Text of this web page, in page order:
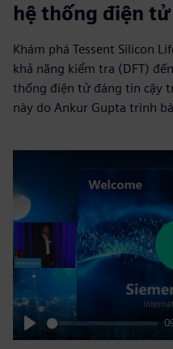
hệ thống điện tử
Khám phá Tessent Silicon
khả năng kiểm tra (DFT)
thống điện tử đáng tin cậy
này do Ankur Gupta trình
Play